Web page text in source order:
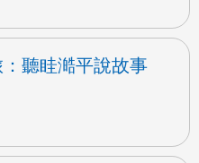
聽眭澔平說故事